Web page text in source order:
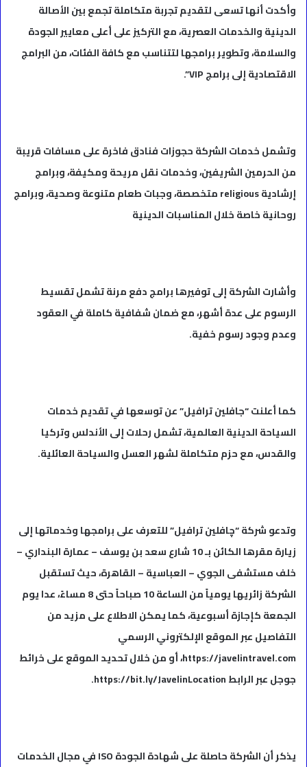
وأكدت أنها تسعى لتقديم تجربة متكاملة تجمع بين الأصالة
الدينية والخدمات العصرية، مع التركيز على أعلى معايير الجودة
والسلامة، وتطوير برامجها لتتناسب مع كافة الفئات، من البرامج
الاقتصادية إلى برامج VIP”.
وتشمل خدمات الشركة حجوزات فنادق فاخرة على مسافات قريبة
من الحرمين الشريفين، وخدمات نقل مريحة ومكيفة، وبرامج
إرشادية religious متخصصة، وجبات طعام متنوعة وصحية، وبرامج
روحانية خاصة خلال المناسبات الدينية
وأشارت الشركة إلى توفيرها برامج دفع مرنة تشمل تقسيط
الرسوم على عدة أشهر، مع ضمان شفافية كاملة في العقود
وعدم وجود رسوم خفية.
كما أعلنت “جافلين ترافيل” عن توسعها في تقديم خدمات
السياحة الدينية العالمية، تشمل رحلات إلى الأندلس وتركيا
والقدس، مع حزم متكاملة لشهر العسل والسياحة العائلية.
وتدعو شركة “چافلين ترافيل” للتعرف على برامجها وخدماتها إلى
زيارة مقرها الكائن بـ 10 شارع سعد بن يوسف – عمارة البنداري –
خلف مستشفى الجوي – العباسية – القاهرة، حيث تستقبل
الشركة زائريها يومياً من الساعة 10 صباحاً حتى 8 مساءً، عدا يوم
الجمعة كإجازة أسبوعية، كما يمكن الاطلاع على مزيد من
التفاصيل عبر الموقع الإلكتروني الرسمي
https://javelintravel.com، أو من خلال تحديد الموقع على خرائط
جوجل عبر الرابط https://bit.ly/JavelinLocation.
يذكر أن الشركة حاصلة على شهادة الجودة ISO في مجال الخدمات